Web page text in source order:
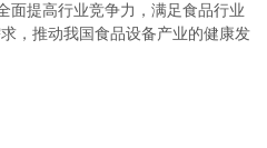
面提高行业竞争力，满足食品行业
，推动我国食品设备产业的健康发